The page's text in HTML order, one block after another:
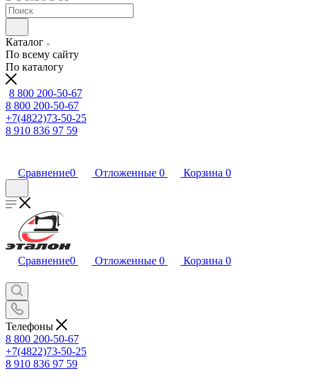
Каталог
По всему сайту
По каталогу
8 800 200-50-67
8 800 200-50-67
+7(4822)73-50-25
8 910 836 97 59
Сравнение0 Отложенные 0 Корзина 0
Сравнение0 Отложенные 0 Корзина 0
Телефоны
8 800 200-50-67
+7(4822)73-50-25
8 910 836 97 59